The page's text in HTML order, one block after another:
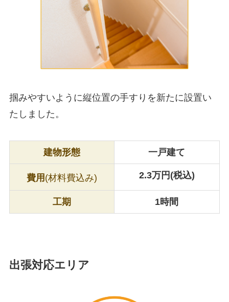
掴みやすいように縦位置の手すりを新たに設置い
たしました。
建物形態 一戸建て
費用 (材料費込み) 2.3万円(税込)
工期 1時間
出張対応エリア